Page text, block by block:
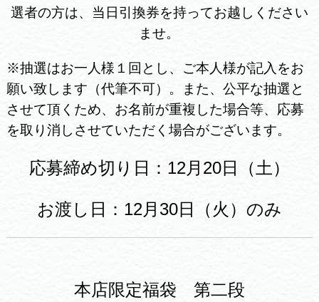
選者の方は、当日引換券を持ってお越しください
ませ。
※抽選はお一人様１回とし、ご本人様が記入をお
願い致します（代筆不可）。また、公平な抽選と
させて頂くため、お名前が重複した場合等、応募
を取り消しさせていただく場合がございます。
応募締め切り日：12月20日（土）
お渡し日：12月30日（火）のみ
本店限定福袋 第二段